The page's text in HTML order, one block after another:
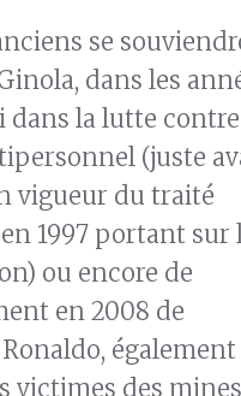
se
dans les
dans la lutte
(juste
vigueur du traité
1997 portant sur
ou encore de
en 2008 de
victimes des